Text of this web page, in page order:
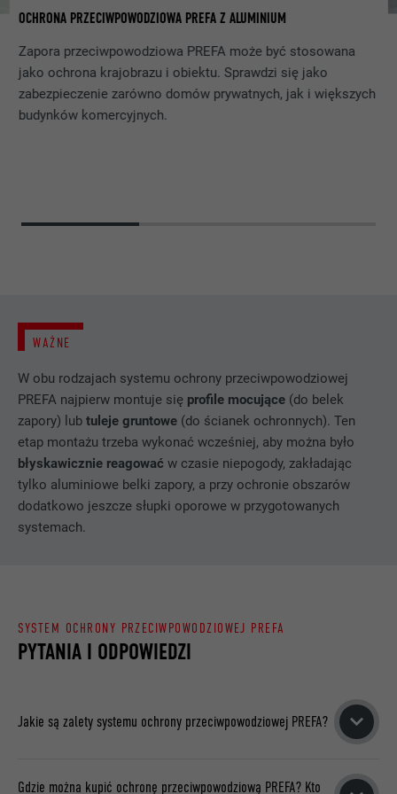
OCHRONA PRZECIWPOWODZIOWA PREFA Z ALUMINIUM
Zapora przeciwpowodziowa PREFA może być stosowana
jako ochrona krajobrazu i obiektu. Sprawdzi się jako
zabezpieczenie zarówno domów prywatnych, jak i większych
budynków komercyjnych.
WAŻNE
W obu rodzajach systemu ochrony przeciwpowodziowej
PREFA najpierw montuje się profile mocujące (do belek
zapory) lubtuleje gruntowe (do ścianek ochronnych). Ten
etap montażu trzeba wykonać wcześniej, aby można było
błyskawicznie reagować w czasie niepogody, zakładając
tylko aluminiowe belki zapory, a przy ochronie obszarów
dodatkowo jeszcze słupki oporowe w przygotowanych
systemach.
PYTANIA I ODPOWIEDZI
SYSTEM OCHRONY PRZECIWPOWODZIOWEJ PREFA
Jakie są zalety systemu ochrony przeciwpowodziowej PREFA?
PREFA w postaci systemu aluminiowych belek wałów jest
Gdzie można kupić ochronę przeciwpowodziową PREFA? Kto
DOSTAWCA Google Optimize
PROCEDURA 90 dni
CEL
wybraną przez użytkownika.
NAZWA lang
NAZWA
PROCEDURA 2 lata
CEL
Wykorzystuje usługę sieci
społecznościowej LinkedIn do
obserwowania stosowania wstawionych
usług
obserwowania stosowania wstawionych